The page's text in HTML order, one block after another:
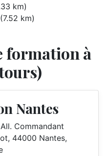
km)
(7.52 km)
formation à
Nantes
Commandant
44000 Nantes,